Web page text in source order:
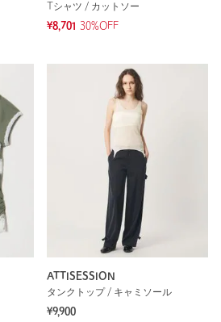
Tシャツ / カットソー
¥8,701 30%OFF
ATTISESSION
タンクトップ / キャミソール
¥9,900